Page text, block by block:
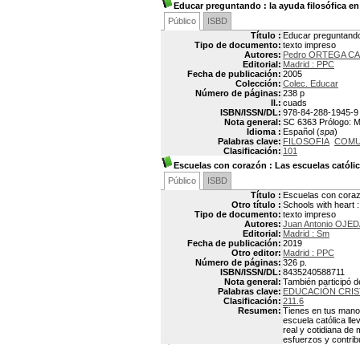
Educar preguntando : la ayuda filosófica
Público
ISBD
Título : Educar
Tipo de documento: texto impreso
Autores: Pedro ORTEGA
Editorial: Madrid : PPC
Fecha de publicación: 2005
Colección: Colec. Educar
Número de páginas: 238 p
Il.: cuads
ISBN/ISSN/DL: 978-84-288-1945-9
Nota general: SC 6363 Prólogo:
Idioma : Español (spa)
Palabras clave: FILOSOFIA
Clasificación: 101
Escuelas con corazón : Las escuelas
Público
ISBD
Título : Escuelas con
Otro título : Schools with heart
Tipo de documento: texto impreso
Autores: Juan Antonio
Editorial: Madrid : Sm
Fecha de publicación: 2019
Otro editor: Madrid : PPC
Número de páginas: 326 p.
ISBN/ISSN/DL: 8435240588711
Nota general: También participó
Palabras clave: EDUCACIÓN
Clasificación: 211.6
Resumen: Tienes en tus
escuela católica
real y cotidiana de
esfuerzos y